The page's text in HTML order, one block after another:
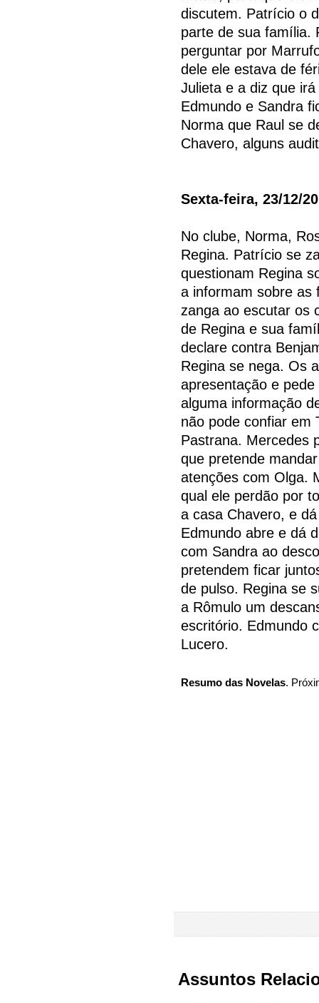
discutem. Patrício o
parte de sua família.
perguntar por
dele ele estava de
Julieta e a diz que
Edmundo e Sandra
Norma que Raul se
Chavero, alguns
Sexta-feira, 23/12/
No clube, Norma,
Regina. Patrício se
questionam Regina
a informam sobre as
zanga ao escutar os
de Regina e sua
declare contra
Regina se nega. Os
apresentação e
alguma informação
não pode confiar em
Pastrana. Mercedes
que pretende
atenções com Olga.
qual ele perdão por
a casa Chavero, e
Edmundo abre e dá
com Sandra ao
pretendem ficar
de pulso. Regina se
a Rômulo um
escritório. Edmundo
Lucero.
Resumo das Novelas.
Assuntos